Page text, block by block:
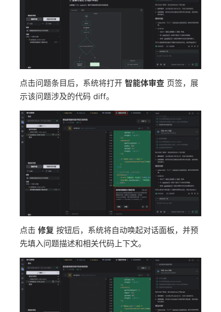
点击问题条目后，系统将打开 智能体审查 页签，展
示该问题涉及的代码 diff。
点击 修复 按钮后，系统将自动唤起对话面板，并预
先填入问题描述和相关代码上下文。